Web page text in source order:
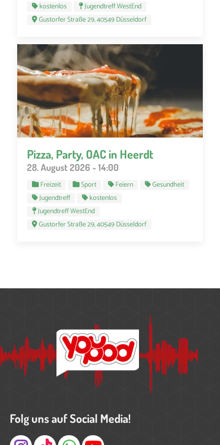
kostenlos
Jugendtreff WestEnd
Gustorfer Straße 29, 40549 Düsseldorf
Pizza, Party, OAC in Heerdt
28. August 2026 - 14:00
Freizeit Sport Feiern
Gesundheit
Jugendtreff
kostenlos
Jugendtreff WestEnd
Gustorfer Straße 29, 40549 Düsseldorf
Folg uns auf Social Media!